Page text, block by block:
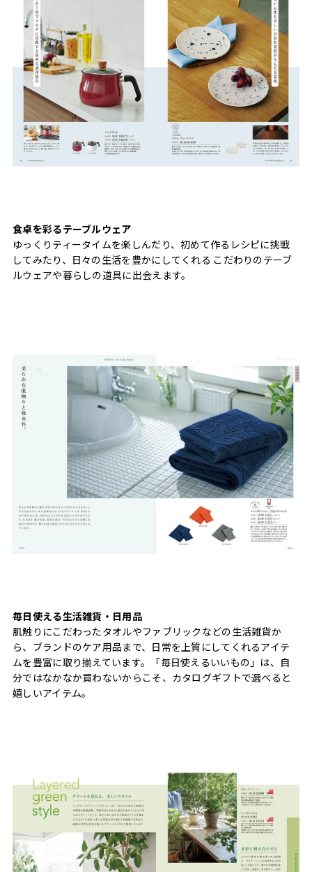
食卓を彩るテーブルウェア
ゆっくりティータイムを楽しんだり、初めて作るレシピに挑戦
してみたり、日々の生活を豊かにしてくれる こだわりのテーブ
ルウェアや暮らしの道具に出会えます。
毎日使える生活雑貨・日用品
肌触りにこだわったタオルやファブリックなどの生活雑貨か
ら、ブランドのケア用品まで、日常を上質にしてくれるアイテ
ムを豊富に取り揃えています。「毎日使えるいいもの」は、自
分ではなかなか買わないからこそ、カタログギフトで選べると
嬉しいアイテム。